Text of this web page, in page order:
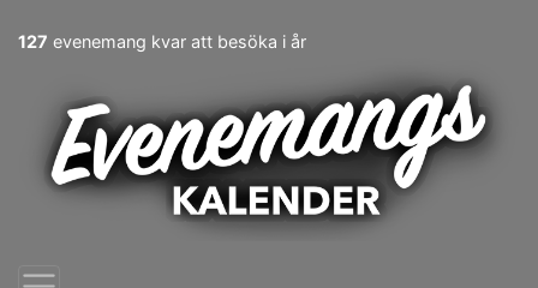
127 evenemang kvar att besöka i år